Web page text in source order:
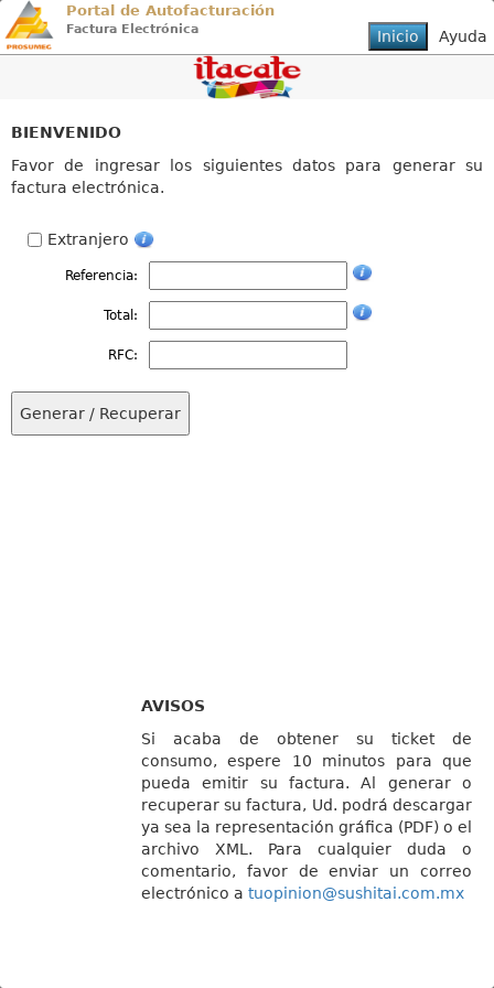
Portal de Autofacturación
Factura Electrónica
BIENVENIDO
Favor de ingresar los siguientes datos para generar su
factura electrónica.
Extranjero
Referencia:
Total:
RFC:
AVISOS
Si acaba de obtener su ticket de
consumo, espere 10 minutos para que
pueda emitir su factura. Al generar o
recuperar su factura, Ud. podrá descargar
ya sea la representación gráfica (PDF) o el
archivo XML. Para cualquier duda o
comentario, favor de enviar un correo
electrónico a tuopinion@sushitai.com.mx